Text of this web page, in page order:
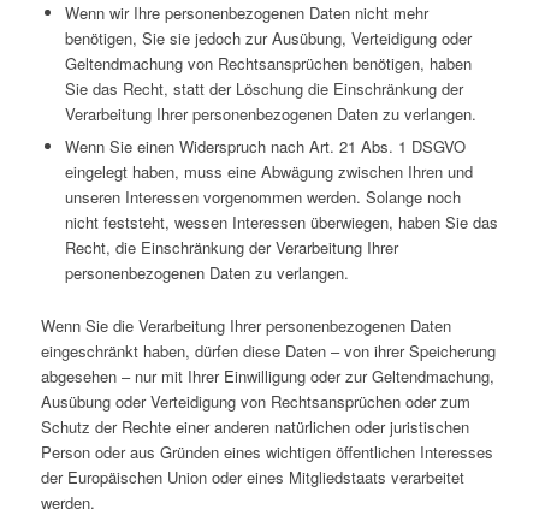
Wenn wir Ihre personenbezogenen Daten nicht mehr
benötigen, Sie sie jedoch zur Ausübung, Verteidigung oder
Geltendmachung von Rechtsansprüchen benötigen, haben
Sie das Recht, statt der Löschung die Einschränkung der
Verarbeitung Ihrer personenbezogenen Daten zu verlangen.
Wenn Sie einen Widerspruch nach Art. 21 Abs. 1 DSGVO
eingelegt haben, muss eine Abwägung zwischen Ihren und
unseren Interessen vorgenommen werden. Solange noch
nicht feststeht, wessen Interessen überwiegen, haben Sie das
Recht, die Einschränkung der Verarbeitung Ihrer
personenbezogenen Daten zu verlangen.
Wenn Sie die Verarbeitung Ihrer personenbezogenen Daten
eingeschränkt haben, dürfen diese Daten – von ihrer Speicherung
abgesehen – nur mit Ihrer Einwilligung oder zur Geltendmachung,
Ausübung oder Verteidigung von Rechtsansprüchen oder zum
Schutz der Rechte einer anderen natürlichen oder juristischen
Person oder aus Gründen eines wichtigen öffentlichen Interesses
der Europäischen Union oder eines Mitgliedstaats verarbeitet
werden.